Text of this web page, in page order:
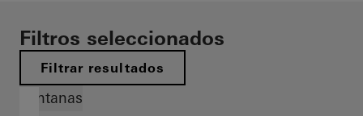
Filtros seleccionados
Filtrar resultados
Ventanas